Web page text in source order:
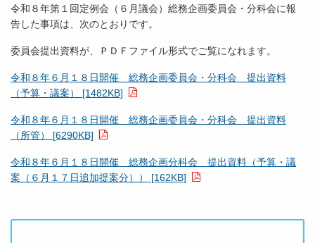
令和８年第１回定例会（６月議会）総務企画委員会・分科会に報
告した事項は、次のとおりです。
委員会提出資料が、ＰＤＦファイル形式でご覧になれます。
令和８年６月１８日開催 総務企画委員会・分科会 提出資料
（予算・議案） [1482KB]
令和８年６月１８日開催 総務企画委員会・分科会 提出資料
（所管） [6290KB]
令和８年６月１８日開催 総務企画分科会 提出資料（予算・議
案（６月１７日追加提案分）） [162KB]